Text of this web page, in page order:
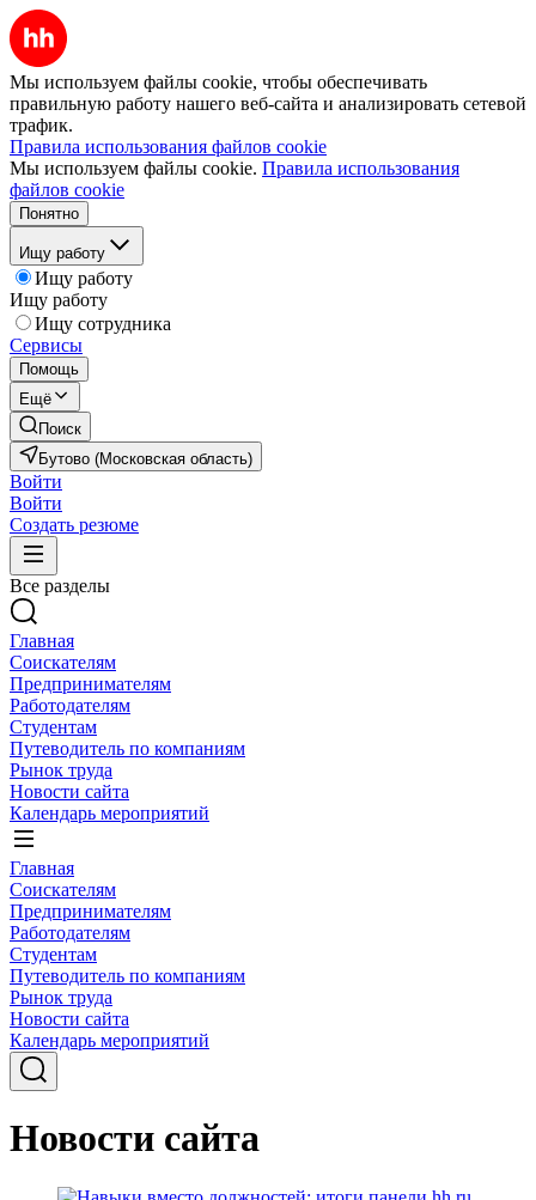
Мы используем файлы cookie, чтобы обеспечивать
правильную работу нашего веб-сайта и анализировать сетевой
трафик.
Правила использования файлов cookie
Мы используем файлы cookie. Правила использования
файлов cookie
Понятно
Ищу работу
Ищу работу
Ищу работу
Ищу сотрудника
Сервисы
Помощь
Ещё
Поиск
Бутово (Московская область)
Войти
Войти
Создать резюме
Все разделы
Главная
Соискателям
Предпринимателям
Работодателям
Студентам
Путеводитель по компаниям
Рынок труда
Новости сайта
Календарь мероприятий
Главная
Соискателям
Предпринимателям
Работодателям
Студентам
Путеводитель по компаниям
Рынок труда
Новости сайта
Календарь мероприятий
Новости сайта